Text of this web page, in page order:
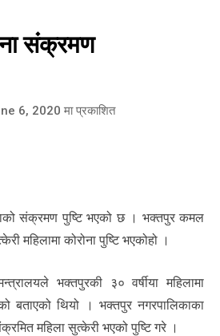
संक्रमण
6, 2020 मा प्रकाशित
संक्रमण पुष्टि भएको छ । भक्तपुर कमल
महिलामा कोरोना पुष्टि भएकोहो ।
भक्तपुरकी ३० वर्षीया महिलामा
बताएको थियो । भक्तपुर नगरपालिकाका
महिला सुत्केरी भएको पुष्टि गरे ।